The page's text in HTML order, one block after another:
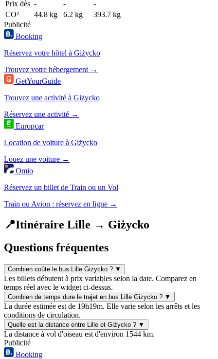
Prix dès - -
-
CO²
44.8 kg 6.2 kg
393.7 kg
Publicité
Booking
Réservez votre hôtel à Giżycko
Trouvez votre hébergement →
GetYourGuide
Trouvez une activité à Giżycko
Réservez une activité →
Europcar
Location de voiture à Giżycko
Louez une voiture →
Omio
Réservez un billet de Train ou un Vol
Train ou Avion : réservez en ligne →
📍Itinéraire Lille → Giżycko
Questions fréquentes
Combien coûte le bus Lille Giżycko ? ▼
Les billets débutent à prix variables selon la date. Comparez en
temps réel avec le widget ci-dessus.
Combien de temps dure le trajet en bus Lille Giżycko ? ▼
La durée estimée est de 19h19m. Elle varie selon les arrêts et les
conditions de circulation.
Quelle est la distance entre Lille et Giżycko ? ▼
La distance à vol d'oiseau est d'environ 1544 km.
Publicité
Booking